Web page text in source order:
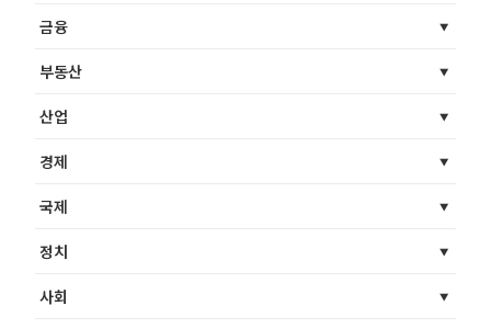
금융
부동산
산업
경제
국제
정치
사회